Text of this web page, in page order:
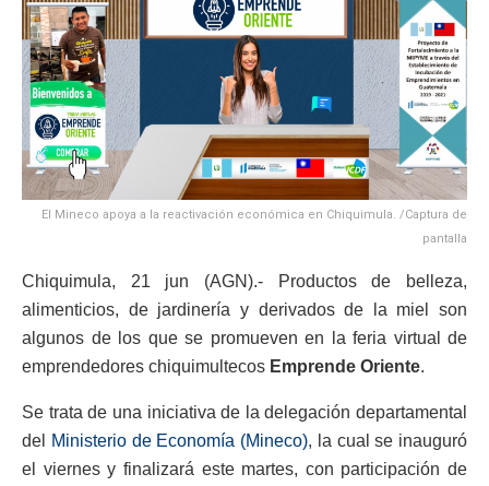
El Mineco apoya a la reactivación económica en Chiquimula. /Captura de
pantalla
Chiquimula, 21 jun (AGN).- Productos de belleza,
alimenticios, de jardinería y derivados de la miel son
algunos de los que se promueven en la feria virtual de
emprendedores chiquimultecos Emprende Oriente.
Se trata de una iniciativa de la delegación departamental
del
Ministerio de Economía (Mineco), la cual se inauguró
el viernes y finalizará este martes, con participación de